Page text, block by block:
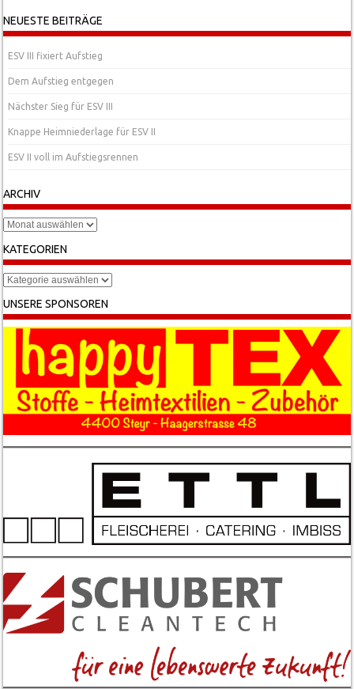
NEUESTE BEITRÄGE
ESV III fixiert Aufstieg
Dem Aufstieg entgegen
Nächster Sieg für ESV III
Knappe Heimniederlage für ESV II
ESV II voll im Aufstiegsrennen
ARCHIV
Archiv
KATEGORIEN
Kategorien
UNSERE SPONSOREN